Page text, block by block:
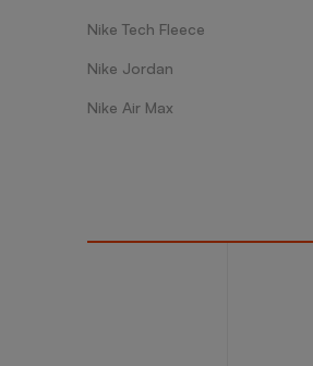
Nike Tech Fleece
Nike Jordan
Nike Air Max